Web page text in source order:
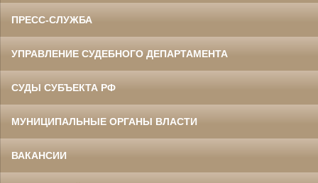
ПРЕСС-СЛУЖБА
УПРАВЛЕНИЕ СУДЕБНОГО ДЕПАРТАМЕНТА
СУДЫ СУБЪЕКТА РФ
МУНИЦИПАЛЬНЫЕ ОРГАНЫ ВЛАСТИ
ВАКАНСИИ